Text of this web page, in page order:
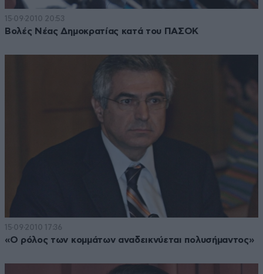
15·09·2010 20:53
Βολές Νέας Δημοκρατίας κατά του ΠΑΣΟΚ
15·09·2010 17:36
«Ο ρόλος των κομμάτων αναδεικνύεται πολυσήμαντος»